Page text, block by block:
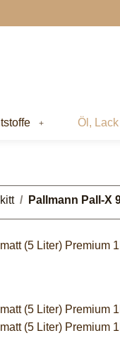
Öl,
Pallmann Pall-X